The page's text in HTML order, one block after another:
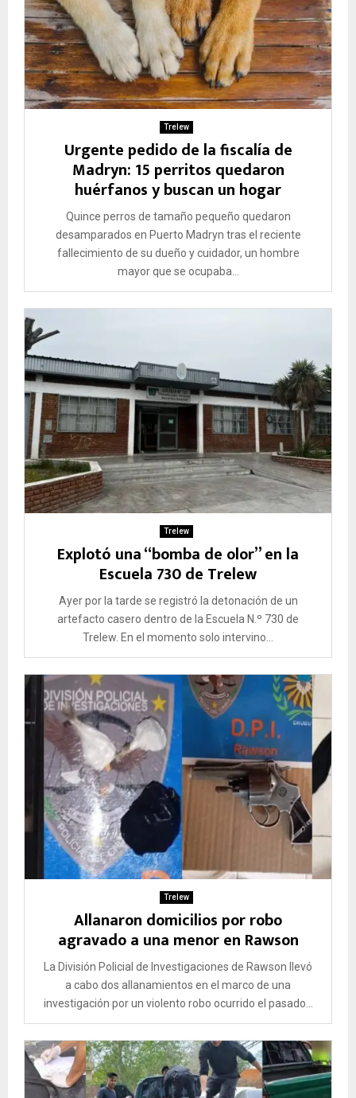
Trelew
Urgente pedido de la fiscalía de
Madryn: 15 perritos quedaron
huérfanos y buscan un hogar
Quince perros de tamaño pequeño quedaron
desamparados en Puerto Madryn tras el reciente
fallecimiento de su dueño y cuidador, un hombre
mayor que se ocupaba...
Trelew
Explotó una “bomba de olor” en la
Escuela 730 de Trelew
Ayer por la tarde se registró la detonación de un
artefacto casero dentro de la Escuela N.º 730 de
Trelew. En el momento solo intervino...
Trelew
Allanaron domicilios por robo
agravado a una menor en Rawson
La División Policial de Investigaciones de Rawson llevó
a cabo dos allanamientos en el marco de una
investigación por un violento robo ocurrido el pasado...